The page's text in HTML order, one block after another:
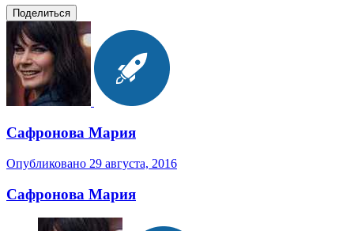
Поделиться
Сафронова Мария
Опубликовано 29 августа, 2016
Сафронова Мария